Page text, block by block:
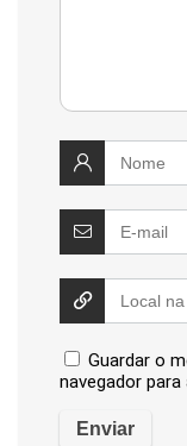
Guardar o
navegador